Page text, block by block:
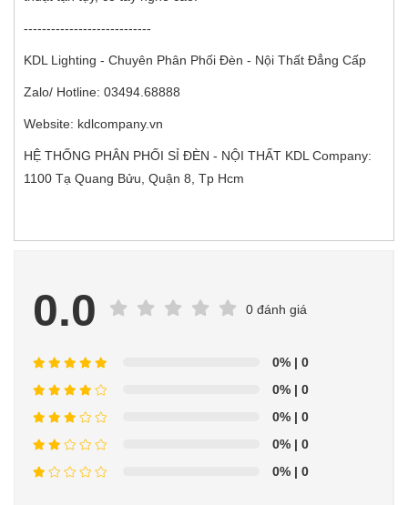
----------------------------
KDL Lighting - Chuyên Phân Phối Đèn - Nội Thất Đẳng Cấp
Zalo/ Hotline: 03494.68888
Website: kdlcompany.vn
HỆ THỐNG PHÂN PHỐI SỈ ĐÈN - NỘI THẤT KDL Company:
1100 Tạ Quang Bửu, Quận 8, Tp Hcm
0.0 0 đánh giá
0% | 0
0% | 0
0% | 0
0% | 0
0% | 0